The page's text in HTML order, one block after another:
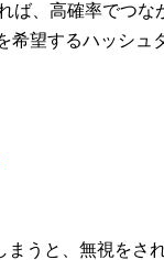
、高確率でつな
希望するハッシュ
うと、無視をさ